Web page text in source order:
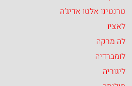
טרנטינו אלטו אדיג’ה
לאציו
לה מרקה
לומברדיה
ליגוריה